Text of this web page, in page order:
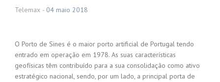
Telemax - 04 maio 2018
O Porto de Sines é o maior porto artificial de Portugal tendo
entrado em operação em 1978. As suas características
geofísicas têm contribuído para a sua consolidação como ativo
estratégico nacional, sendo, por um lado, a principal porta de